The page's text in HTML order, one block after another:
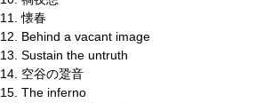
11. 懐春
12. Behind a vacant image
13. Sustain the untruth
14. 空谷の跫音
15. The inferno